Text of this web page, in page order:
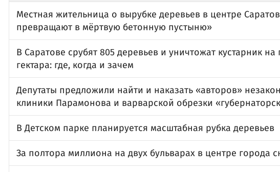
Местная жительница о вырубке деревьев в центре
превращают в мёртвую бетонную пустыню»
В Саратове срубят 805 деревьев и уничтожат кустарник
гектара: где, когда и зачем
Депутаты предложили найти и наказать «авторов»
клиники Парамонова и варварской обрезки
В Детском парке планируется масштабная рубка деревьев
За полтора миллиона на двух бульварах в центре города